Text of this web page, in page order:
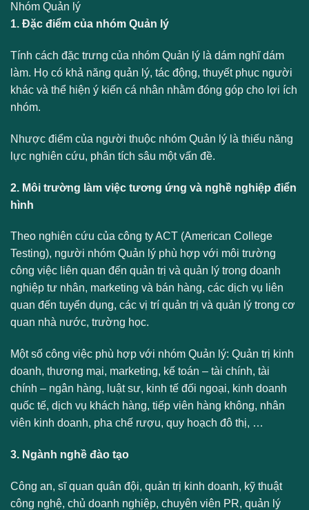
Nhóm Quản lý
1. Đặc điểm của nhóm Quản lý
Tính cách đặc trưng của nhóm Quản lý là dám nghĩ dám
làm. Họ có khả năng quản lý, tác động, thuyết phục người
khác và thể hiện ý kiến cá nhân nhằm đóng góp cho lợi ích
nhóm.
Nhược điểm của người thuộc nhóm Quản lý là thiếu năng
lực nghiên cứu, phân tích sâu một vấn đề.
2. Môi trường làm việc tương ứng và nghề nghiệp điển
hình
Theo nghiên cứu của công ty ACT (American College
Testing), người nhóm Quản lý phù hợp với môi trường
công việc liên quan đến quản trị và quản lý trong doanh
nghiệp tư nhân, marketing và bán hàng, các dịch vụ liên
quan đến tuyển dụng, các vị trí quản trị và quản lý trong cơ
quan nhà nước, trường học.
Một số công việc phù hợp với nhóm Quản lý: Quản trị kinh
doanh, thương mại, marketing, kế toán – tài chính, tài
chính – ngân hàng, luật sư, kinh tế đối ngoại, kinh doanh
quốc tế, dịch vụ khách hàng, tiếp viên hàng không, nhân
viên kinh doanh, pha chế rượu, quy hoạch đô thị, …
3. Ngành nghề đào tạo
Công an, sĩ quan quân đội, quản trị kinh doanh, kỹ thuật
công nghệ, chủ doanh nghiệp, chuyên viên PR, quản lý